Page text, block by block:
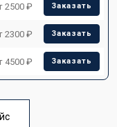
2500 ₽ Заказать
2300 ₽ Заказать
4500 ₽ Заказать